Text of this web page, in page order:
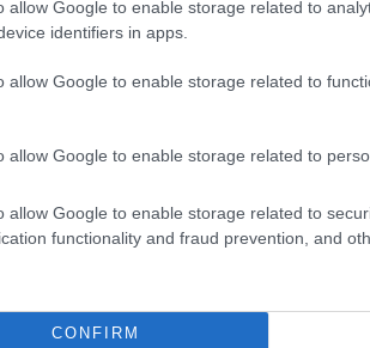
allow Google to enable storage related to
identifiers in apps.
allow Google to enable storage related to
allow Google to enable storage related to
allow Google to enable storage related to
functionality and fraud prevention, and
CONFIRM
hogy meghatározzuk a
bukkantak régészek
különösen híres volt a titkos